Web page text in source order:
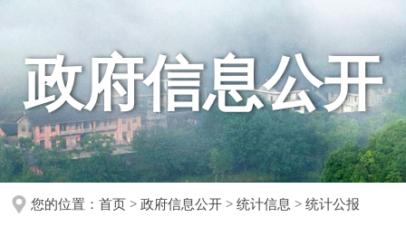
政府信息公开
您的位置： 首页 > 政府信息公开 > 统计信息 > 统计公报